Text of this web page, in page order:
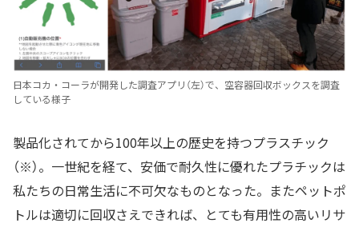
日本コカ・コーラが開発した調査アプリ（左）で、空容器回収ボックスを調査
している様子
製品化されてから100年以上の歴史を持つプラスチック
（※）。一世紀を経て、安価で耐久性に優れたプラチックは
私たちの日常生活に不可欠なものとなった。またペットポ
トルは適切に回収さえできれば、とても有用性の高いリサ